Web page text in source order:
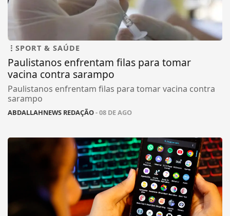
SPORT & SAÚDE
Paulistanos enfrentam filas para tomar
vacina contra sarampo
Paulistanos enfrentam filas para tomar vacina contra
sarampo
ABDALLAHNEWS REDAÇÃO- 08 DE AGO